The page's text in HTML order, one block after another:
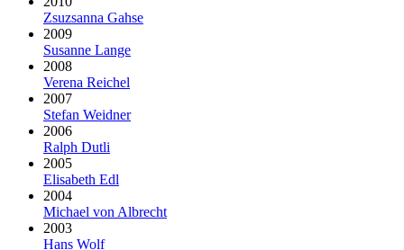
Zsuzsanna Gahse
2009
Susanne Lange
2008
Verena Reichel
2007
Stefan Weidner
2006
Ralph Dutli
2005
Elisabeth Edl
2004
Michael von Albrecht
2003
Hans Wolf